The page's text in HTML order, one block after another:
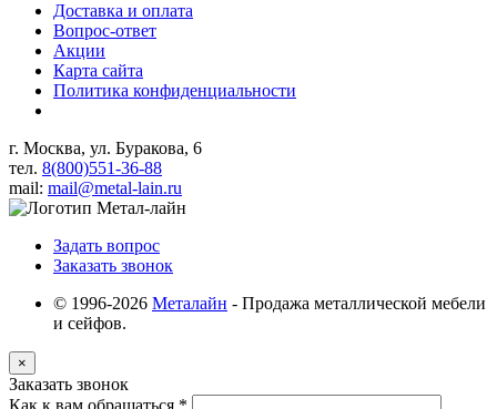
Доставка и оплата
Вопрос-ответ
Акции
Карта сайта
Политика конфиденциальности
г. Москва, ул. Буракова, 6
тел. 8(800)551-36-88
mail: mail@metal-lain.ru
Задать вопрос
Заказать звонок
© 1996-2026 Металайн - Продажа металлической мебели
и сейфов.
×
Заказать звонок